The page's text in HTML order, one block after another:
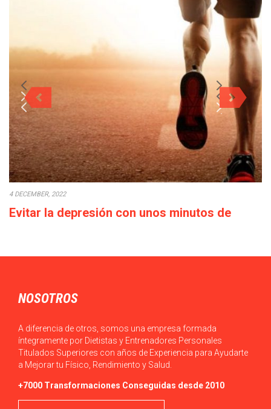
4 DECEMBER, 2022
Evitar la depresión con unos minutos de
NOSOTROS
A diferencia de otros, somos una empresa formada
íntegramente por Dietistas y Entrenadores Personales
Titulados Superiores con años de Experiencia para Ayudarte
a Mejorar tu Físico, Rendimiento y Salud.
+7000 Transformaciones Conseguidas desde 2010